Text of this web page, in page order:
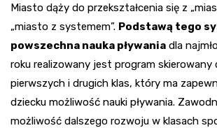
Miasto dąży do przekształcenia się z
„miasto z systemem”. Podstawą tego
powszechna nauka pływania dla
roku realizowany jest program skierowany
pierwszych i drugich klas, który ma
dziecku możliwość nauki pływania.
możliwość dalszego rozwoju w klasach